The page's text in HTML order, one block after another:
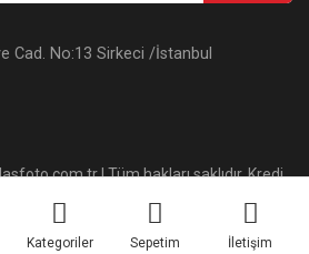
Kategoriler Sepetim İletişim
Cad. No:13 Sirkeci /İstanbul
| Tüm hakları saklıdır. Kredi